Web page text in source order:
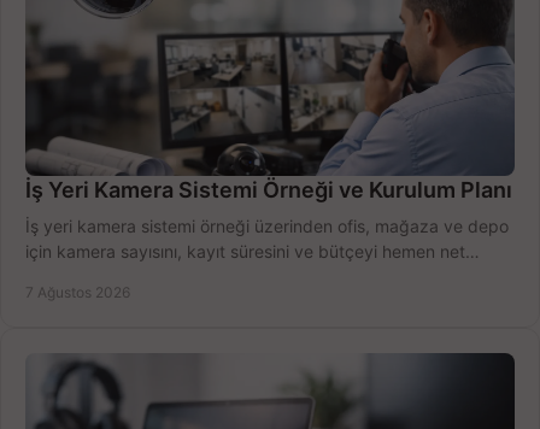
İş Yeri Kamera Sistemi Örneği ve Kurulum Planı
İş yeri kamera sistemi örneği üzerinden ofis, mağaza ve depo
için kamera sayısını, kayıt süresini ve bütçeyi hemen net
7 Ağustos 2026